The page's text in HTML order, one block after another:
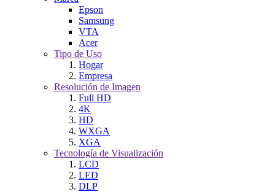
Epson
Samsung
VTA
Acer
Tipo de Uso
Hogar
Empresa
Resolución de Imagen
Full HD
4K
HD
WXGA
XGA
Tecnología de Visualización
LCD
LED
DLP